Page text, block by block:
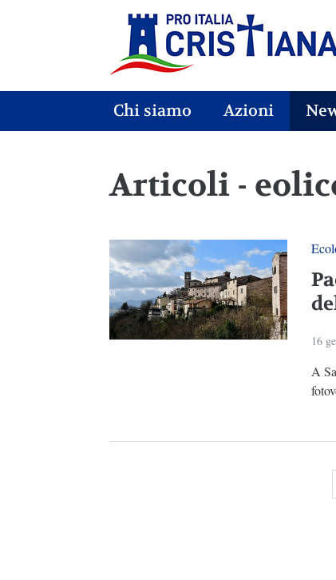
Chi siamo Azioni
Articoli -
16
A